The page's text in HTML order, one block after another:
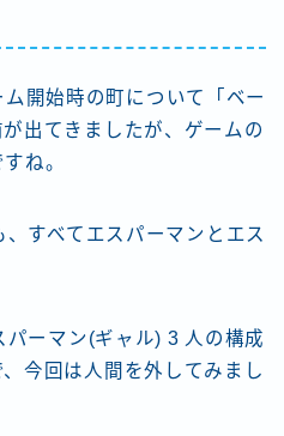
開始時の町について「ベー
出てきましたが、ゲームの
ね。
すべてエスパーマンとエス
ーマン(ギャル) 3 人の構成
今回は人間を外してみまし